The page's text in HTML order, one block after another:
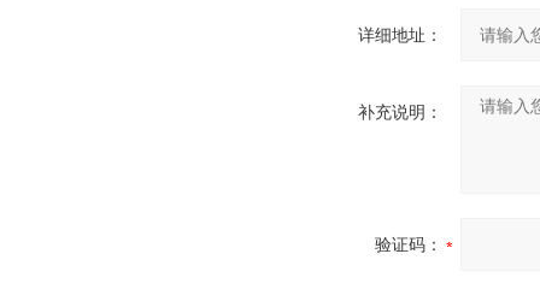
详细地址：
补充说明：
验证码：